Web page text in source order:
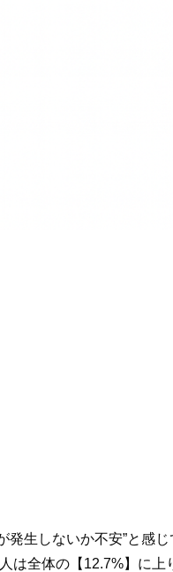
発生しないか不安”と感
は全体の【12.7%】に上